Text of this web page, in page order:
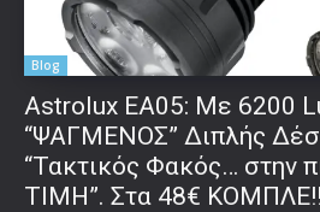
Blog
Astrolux ΕΑ05: Με 6200
“ΨΑΓΜΕΝΟΣ” Διπλής
“Τακτικός Φακός… στην
ΤΙΜΗ”. Στα 48€